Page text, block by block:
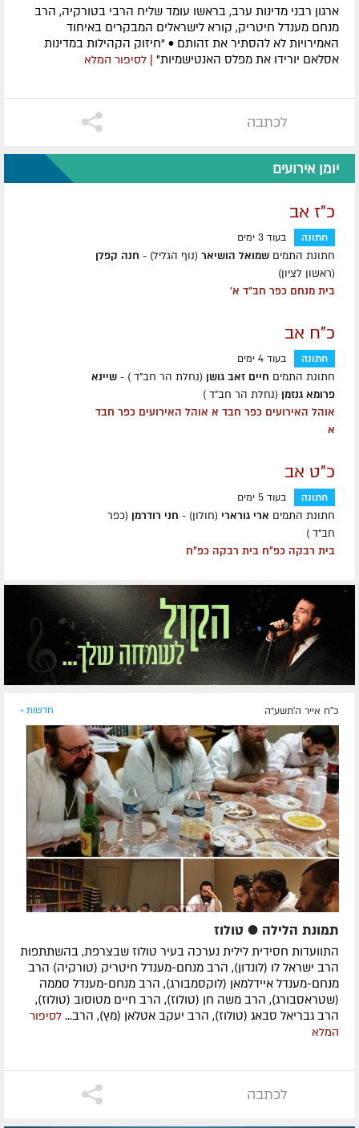
ארגון רבני מדינות ערב, בראשו עומד שליח הרבי בטורקיה, הרב
מנחם מענדל חיטריק, קורא לישראלים המבקרים באיחוד
האמירויות לא להסתיר את זהותם • "חיזוק הקהילות במדינות
אסלאם יורידו את מפלס האנטישמיות" | לסיפור המלא
לכתבה
יומן אירועים
כ"ז אב
חתונה בעוד 3 ימים
חתונת התמים שמואל הושיאר (נוף הגליל) - חנה קפלן
(ראשון לציון)
בית מנחם כפר חב"ד א'
כ"ח אב
חתונה בעוד 4 ימים
חתונת התמים חיים זאב גושן (נחלת הר חב"ד ) - שיינא
פרומא גנזמן (נחלת הר חב"ד )
אוהל האירועים כפר חבד א אוהל האירועים כפר חבד
א
כ"ט אב
חתונה בעוד 5 ימים
חתונת התמים ארי גורארי (חולון) - חני רודרמן (כפר
חב״ד )
בית רבקה כפ״ח בית רבקה כפ״ח
כ"ח אייר ה׳תשע״ה חדשות »
תמונת הלילה ● טולוז
התוועדות חסידית לילית נערכה בעיר טולוז שבצרפת, בהשתתפות
הרב ישראל לו (לונדון), הרב מנחם-מענדל חיטריק (טורקיה) הרב
מנחם-מענדל איידלמאן (לוקסמבורג), הרב מנחם-מענדל סממה
(שטראסבורג), הרב משה חן (טולוז), הרב חיים מטוסוב (טולוז),
הרב גבריאל סבאג (טולוז), הרב יעקב אטלאן (מץ), הרב... לסיפור
המלא
לכתבה